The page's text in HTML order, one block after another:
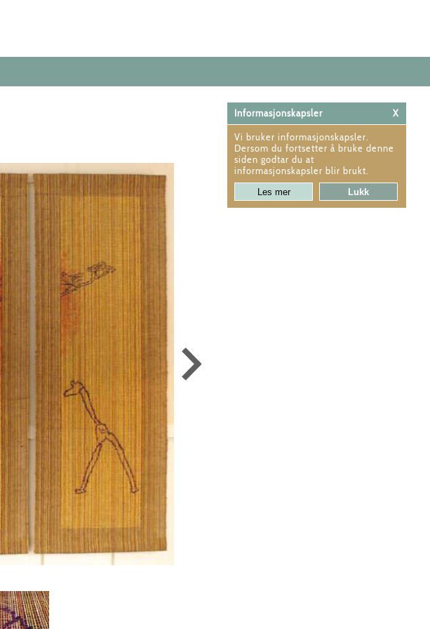
Informasjonskapsler X
Vi bruker informasjonskapsler.
Dersom du fortsetter å bruke denne
siden godtar du at
informasjonskapsler blir brukt.